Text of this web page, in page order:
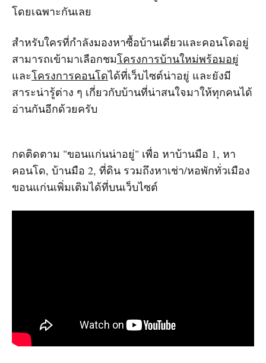
โดยเฉพาะกันเลย
สำหรับใครที่กำลังมองหาซื้อบ้านเดี่ยวและคอนโดอยู่
สามารถเข้ามาเลือกชมโครงการบ้านใหม่พร้อมอยู่
และโครงการคอนโดได้ที่เว็บไซต์น่าอยู่ และยังมี
สาระน่ารู้ต่าง ๆ เกี่ยวกับบ้านที่น่าสนใจมาให้ทุกคนได้
อ่านกันอีกด้วยครับ
กดติดตาม "ขอนแก่นน่าอยู่" เพื่อ หาบ้านมือ 1, หา
คอนโด, บ้านมือ 2, ที่ดิน รวมถึงหาเช่า/หอพักทั่วเมือง
ขอนแก่นเพิ่มเติมได้ที่บนเว็บไซต์